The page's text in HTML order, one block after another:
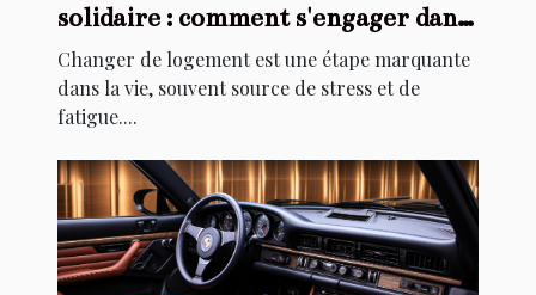
solidaire : comment s'engager dans
l'aide au relogement
Changer de logement est une étape marquante
dans la vie, souvent source de stress et de
fatigue....